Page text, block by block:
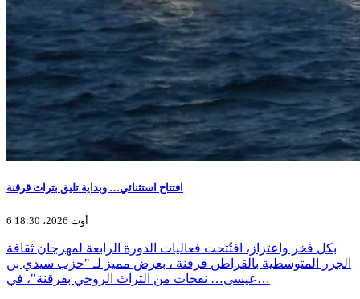
افتتاح استثنائي… وبداية تليق بتراث قرقنة
6 أوت 2026، 18:30
بكل فخر واعتزاز، افتُتحت فعاليات الدورة الرابعة لمهرجان ثقافة
الجزر المتوسطية بالقراطن قرقنة ، بعرض مميز لـ "حزب سيدي بن
عيسى… نفحات من التراث الروحي بقرقنة"، في…